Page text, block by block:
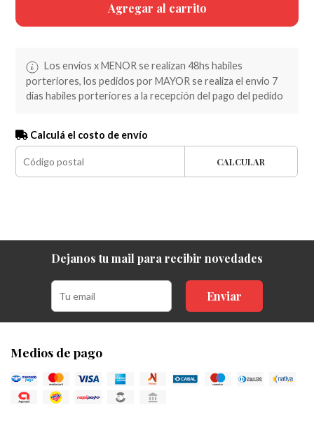
Agregar al carrito
Los envios x MENOR se realizan 48hs habiles
porteriores, los pedidos por MAYOR se realiza el envio 7
dias habiles porteriores a la recepción del pago del pedido
Calculá el costo de envío
CALCULAR
Dejanos tu mail para recibir novedades
Enviar
Medios de pago